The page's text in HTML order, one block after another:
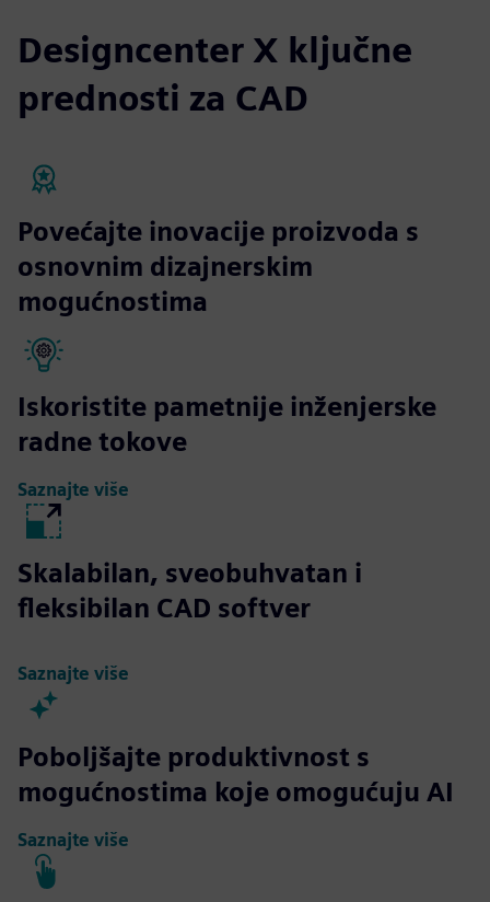
Designcenter X ključne
prednosti za CAD
Povećajte inovacije proizvoda s
osnovnim dizajnerskim
mogućnostima
Iskoristite pametnije inženjerske
radne tokove
Saznajte više
Skalabilan, sveobuhvatan i
fleksibilan CAD softver
Saznajte više
Poboljšajte produktivnost s
mogućnostima koje omogućuju AI
Saznajte više